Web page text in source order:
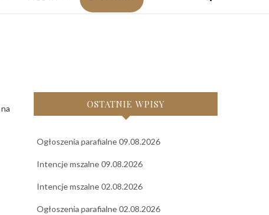
OSTATNIE WPISY
Ogłoszenia parafialne 09.08.2026
Intencje mszalne 09.08.2026
Intencje mszalne 02.08.2026
Ogłoszenia parafialne 02.08.2026